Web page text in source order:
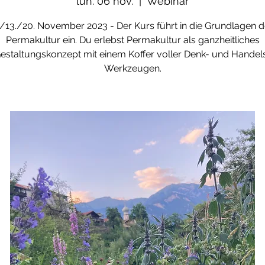
13./20. November 2023 - Der Kurs führt in die Grundlagen
Permakultur ein. Du erlebst Permakultur als ganzheitliches
mit einem Koffer voller Denk- und
Werkzeugen.